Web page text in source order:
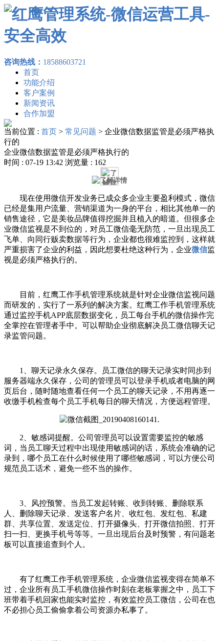
咨询热线： 18588603721
首页
功能介绍
客户案例
新闻资讯
合作加盟
当前位置 : 首页 > 常见问题 > 企业微信数据监管是必须严格执
行的
企业微信数据监管是必须严格执行的
时间 : 07-19 13:42 浏览量 : 162
现在使用微信开发业务已成众多企业主要盈利模式，微信
已经是集用户流量、营销渠道为一身的平台，相比其他单一的
销售途径，它是美妆品牌值得挖掘并且植入的暗道。但很多企
业微信监视是不到位的，对员工微信毫无防范，一旦出现员工
飞单、向同行贩卖数据等行为，企业都也很难监控到，这样就
严重损害了企业的利益，因此想要杜绝这种行为，企业微信监
视是必须严格执行的。
目前，红鹰工作手机管理系统就是针对企业微信监视问题
而研发的，实行了一系列的解决方案。红鹰工作手机管理系统
通过监控手机APP底层数据变化，员工每台手机的微信操作完
全掌控在管理者手中。可以帮助企业彻底解决员工微信聊天记
录监管问题。
1、聊天记录永久保存。员工微信的聊天记录实时同步到
服务器端永久保存，公司的管理员可以登录手机或者电脑的网
页后台，随时随地查看任何一个员工的聊天记录，不用再逐一
收缴手机检查每个员工手机每日的聊天情况，方便远程管理。
2、敏感词提醒。公司管理员可以设置需要监控的敏感
词，当员工聊天过程中出现使用敏感词的话，系统会准确的记
录到，哪个员工在什么时候使用了哪些敏感词，可以方便公司
规范员工话术，避免一些不当的操作。
3、风控预警。当员工发起转账、收到转账、删除联系
人、删除聊天记录、发送客户名片、收红包、发红包、私建
群、共享位置、发送定位、打开摄像头、打开微信拍照、打开
扫一扫、更换手机号等等。一旦出现后台及时预警，有问题老
板可以直接追查到个人。
有了红鹰工作手机管理系统，企业微信监视变得在简单不
过，企业所有员工手机微信操作时刻在老板掌握之中，员工下
班带着手机回家也能实时监控，有效监控员工微信，公司在也
不必担心员工偷偷拿着公司资源办私事了。